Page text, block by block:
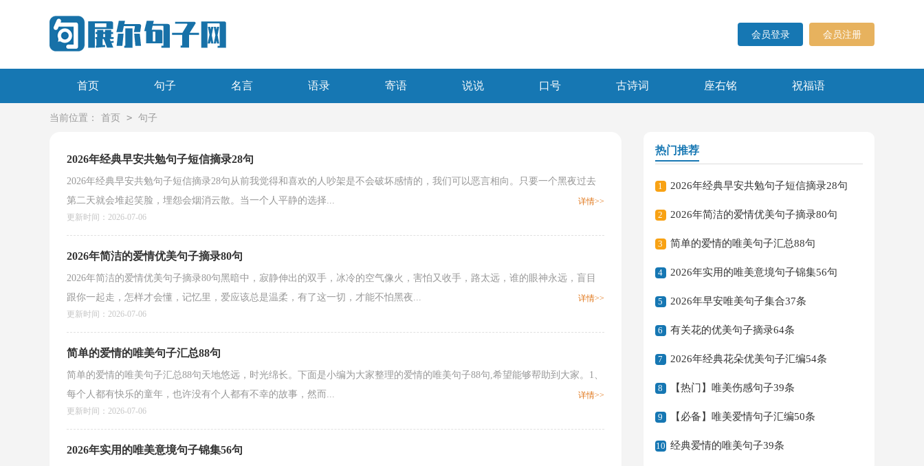
会员登录 会员注册
首页 句子 名言 语录 寄语 说说 口号 古诗词 座右铭 祝福语
当前位置： 首页 > 句子
2026年经典早安共勉句子短信摘录28句
2026年经典早安共勉句子短信摘录28句从前我觉得和喜欢的人吵架是不会破坏感情的，我们可以恶言相向。只要一个黑夜过去
第二天就会堆起笑脸，埋怨会烟消云散。当一个人平静的选择...
详情>>
更新时间：2026-07-06
2026年简洁的爱情优美句子摘录80句
2026年简洁的爱情优美句子摘录80句黑暗中，寂静伸出的双手，冰冷的空气像火，害怕又收手，路太远，谁的眼神永远，盲目
跟你一起走，怎样才会懂，记忆里，爱应该总是温柔，有了这一切，才能不怕黑夜...
详情>>
更新时间：2026-07-06
简单的爱情的唯美句子汇总88句
简单的爱情的唯美句子汇总88句天地悠远，时光绵长。下面是小编为大家整理的爱情的唯美句子88句,希望能够帮助到大家。1、
每个人都有快乐的童年，也许没有个人都有不幸的故事，然而...
详情>>
更新时间：2026-07-06
2026年实用的唯美意境句子锦集56句
热门推荐
1 2026年经典早安共勉句子短信摘录28句
2 2026年简洁的爱情优美句子摘录80句
3 简单的爱情的唯美句子汇总88句
4 2026年实用的唯美意境句子锦集56句
5 2026年早安唯美句子集合37条
6 有关花的优美句子摘录64条
7 2026年经典花朵优美句子汇编54条
8 【热门】唯美伤感句子39条
9 【必备】唯美爱情句子汇编50条
10 经典爱情的唯美句子39条